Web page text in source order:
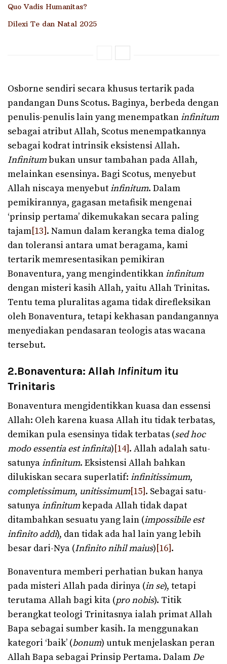
Quo Vadis Humanitas?
Dilexi Te dan Natal 2025
Osborne sendiri secara khusus tertarik pada
pandangan Duns Scotus. Baginya, berbeda dengan
penulis-penulis lain yang menempatkaninfinitum
sebagai atribut Allah, Scotus menempatkannya
sebagai kodrat intrinsik eksistensi Allah.
Infinitumbukan unsur tambahan pada Allah,
melainkan esensinya. Bagi Scotus, menyebut
Allah niscaya menyebutinfinitum. Dalam
pemikirannya, gagasan metafisik mengenai
‘prinsip pertama’ dikemukakan secara paling
tajam[13]. Namun dalam kerangka tema dialog
dan toleransi antara umat beragama, kami
tertarik memresentasikan pemikiran
Bonaventura, yang mengindentikkaninfinitum
dengan misteri kasih Allah, yaitu Allah Trinitas.
Tentu tema pluralitas agama tidak direfleksikan
oleh Bonaventura, tetapi kekhasan pandangannya
menyediakan pendasaran teologis atas wacana
tersebut.
2.Bonaventura: Allah Infinitum itu
Trinitaris
Bonaventura mengidentikkan kuasa dan essensi
Allah: Oleh karena kuasa Allah itu tidak terbatas,
demikan pula esensinya tidak terbatas (sed hoc
modo essentia est infinita)[14]. Allah adalah satu-
satunyainfinitum. Eksistensi Allah bahkan
dilukiskan secara superlatif: infinitissimum,
completissimum, unitissimum[15]. Sebagai satu-
satunyainfinitumkepada Allah tidak dapat
ditambahkan sesuatu yang lain (impossibile est
infinito addi), dan tidak ada hal lain yang lebih
besar dari-Nya (Infinito nihil maius)[16].
Bonaventura memberi perhatian bukan hanya
pada misteri Allah pada dirinya (in se), tetapi
terutama Allah bagi kita (pronobis). Titik
berangkat teologi Trinitasnya ialah primat Allah
Bapa sebagai sumber kasih. Ia menggunakan
kategori ‘baik’ (bonum) untuk menjelaskan peran
Allah Bapa sebagai Prinsip Pertama. Dalam De